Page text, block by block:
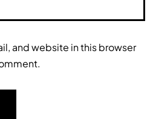
and website in this browser